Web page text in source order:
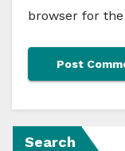
browser for
Search